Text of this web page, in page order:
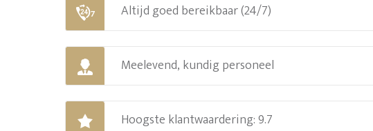
Altijd goed bereikbaar (24/7)
Meelevend, kundig personeel
Hoogste klantwaardering: 9.7